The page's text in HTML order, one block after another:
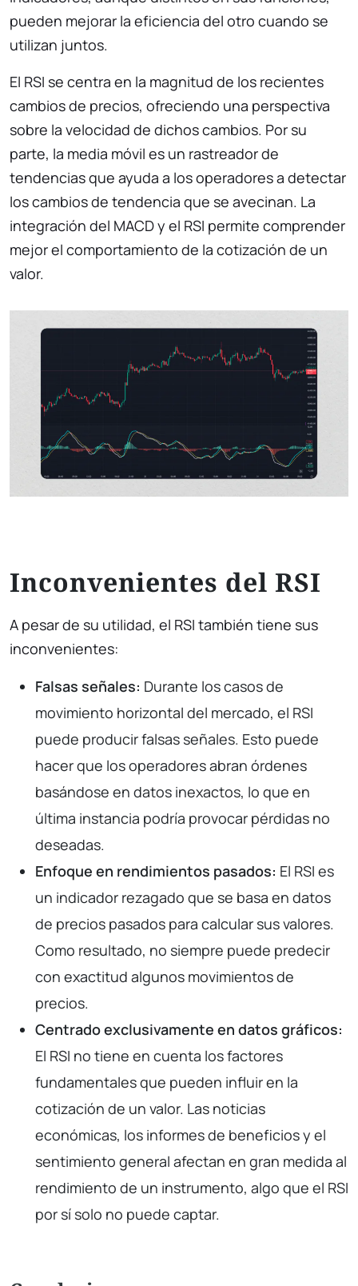
pueden mejorar la eficiencia del otro cuando se
utilizan juntos.
El RSI se centra en la magnitud de los recientes
cambios de precios, ofreciendo una perspectiva
sobre la velocidad de dichos cambios. Por su
parte, la media móvil es un rastreador de
tendencias que ayuda a los operadores a detectar
los cambios de tendencia que se avecinan. La
integración del MACD y el RSI permite comprender
mejor el comportamiento de la cotización de un
valor.
Inconvenientes del RSI
A pesar de su utilidad, el RSI también tiene sus
inconvenientes:
Falsas señales: Durante los casos de
movimiento horizontal del mercado, el RSI
puede producir falsas señales. Esto puede
hacer que los operadores abran órdenes
basándose en datos inexactos, lo que en
última instancia podría provocar pérdidas no
deseadas.
Enfoque en rendimientos pasados: El RSI es
un indicador rezagado que se basa en datos
de precios pasados para calcular sus valores.
Como resultado, no siempre puede predecir
con exactitud algunos movimientos de
precios.
Centrado exclusivamente en datos gráficos:
El RSI no tiene en cuenta los factores
fundamentales que pueden influir en la
cotización de un valor. Las noticias
económicas, los informes de beneficios y el
sentimiento general afectan en gran medida al
rendimiento de un instrumento, algo que el RSI
por sí solo no puede captar.